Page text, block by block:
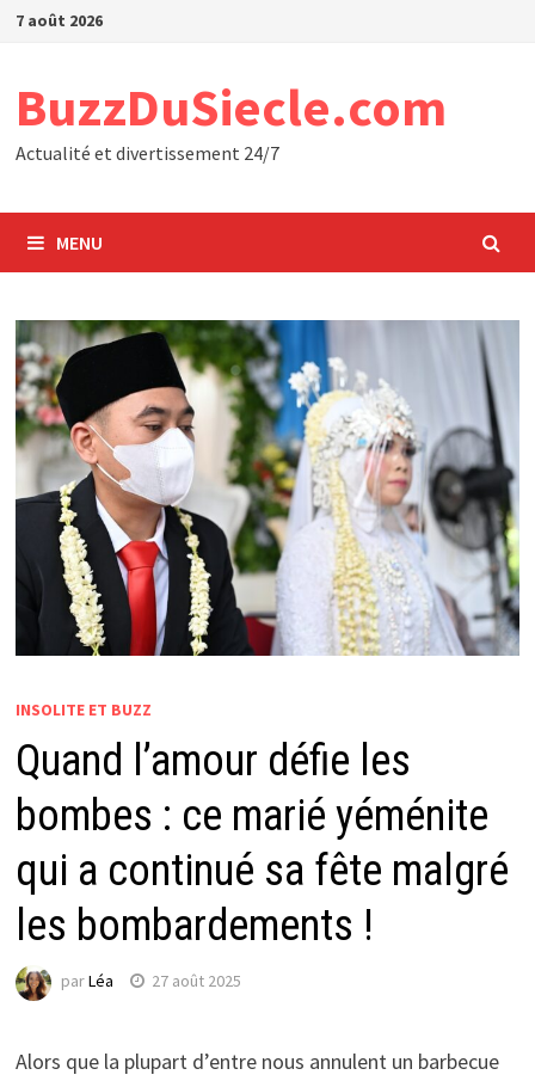
Passer
7 août 2026
BuzzDuSiecle.com
Actualité et divertissement 24/7
MENU
INSOLITE ET BUZZ
Quand l’amour défie les
bombes : ce marié yéménite
qui a continué sa fête malgré
les bombardements !
parLéa 27 août 2025
Alors que la plupart d’entre nous annulent un barbecue